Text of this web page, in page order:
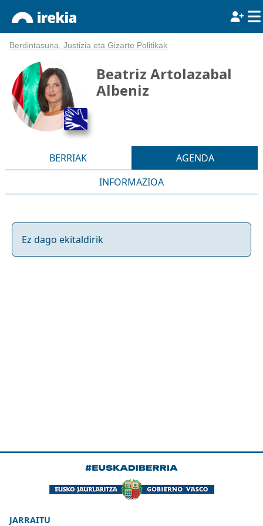
Berdintasuna, Justizia eta Gizarte Politikak
Beatriz Artolazabal
Albeniz
BERRIAK
AGENDA
INFORMAZIOA
Ez dago ekitaldirik
JARRAITU